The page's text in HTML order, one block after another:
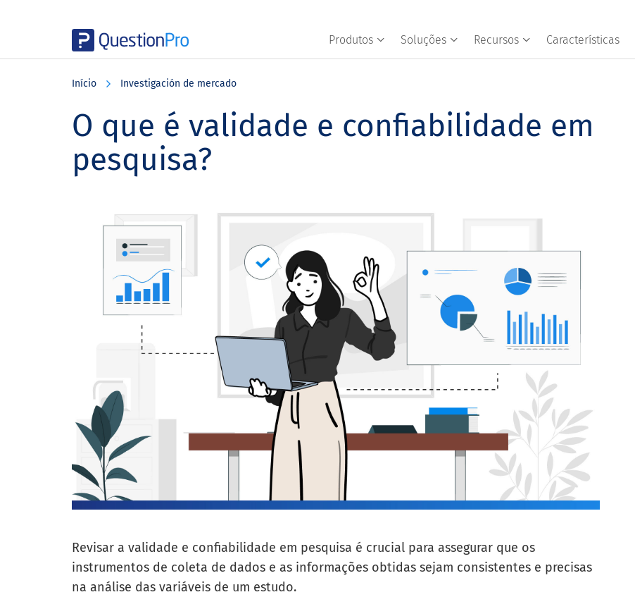
Produtos Soluções Recursos Características
Início Investigación de mercado
O que é validade e confiabilidade em
pesquisa?
Revisar a validade e confiabilidade em pesquisa é crucial para assegurar que os
instrumentos de coleta de dados e as informações obtidas sejam consistentes e precisas
na análise das variáveis de um estudo.